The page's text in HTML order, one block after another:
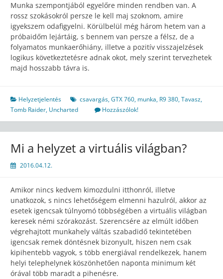
Munka szempontjából egyelőre minden rendben van. A
rossz szokásokról persze le kell maj szoknom, amire
igyekszem odafigyelni. Körülbelül még három hetem van a
próbaidőm lejártáig, s bennem van persze a félsz, de a
folyamatos munkaerőhiány, illetve a pozitív visszajelzések
logikus következtetésre adnak okot, mely szerint tervezhetek
majd hosszabb távra is.
Helyzetjelentés csavargás,GTX 760, munka, R9 380,Tavasz,
Tomb Raider, Uncharted Hozzászólok!
Mi a helyzet a virtuális világban?
2016.04.12.
Amikor nincs kedvem kimozdulni itthonról, illetve
unatkozok, s nincs lehetőségem elmenni hazulról, akkor az
esetek igencsak túlnyomó többségében a virtuális világban
keresek némi szórakozást. Szerencsére az elmúlt időben
végrehajtott munkahely váltás szabadidő tekintetében
igencsak remek döntésnek bizonyult, hiszen nem csak
kipihentebb vagyok, s több energiával rendelkezek, hanem
helyi telephelynek köszönhetően naponta minimum két
órával több maradt a pihenésre.